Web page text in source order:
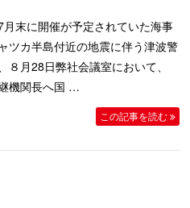
末に開催が予定されていた海事
ツカ半島付近の地震に伴う津波警
月28日弊社会議室において、
機関長へ国 …
この記事を読む